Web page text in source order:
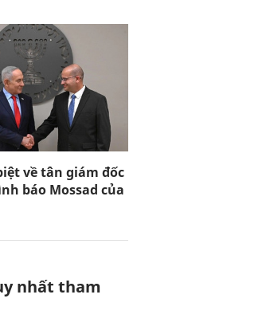
về tân giám đốc
báo Mossad của
nhất tham